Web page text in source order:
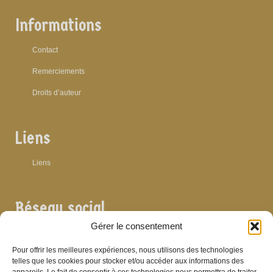
Gérer le consentement
Pour offrir les meilleures expériences, nous utilisons des technologies
telles que les cookies pour stocker et/ou accéder aux informations des
Informations
Contact
Remerciements
Droits d’auteur
Liens
Liens
Réseau social